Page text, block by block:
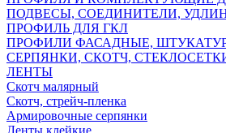
ПОДВЕСЫ, СОЕДИНИТЕЛИ,
ПРОФИЛЬ ДЛЯ ГКЛ
ПРОФИЛИ ФАСАДНЫЕ,
СЕРПЯНКИ, СКОТЧ,
ЛЕНТЫ
Скотч малярный
Скотч, стрейч-пленка
Армировочные серпянки
Ленты клейкие